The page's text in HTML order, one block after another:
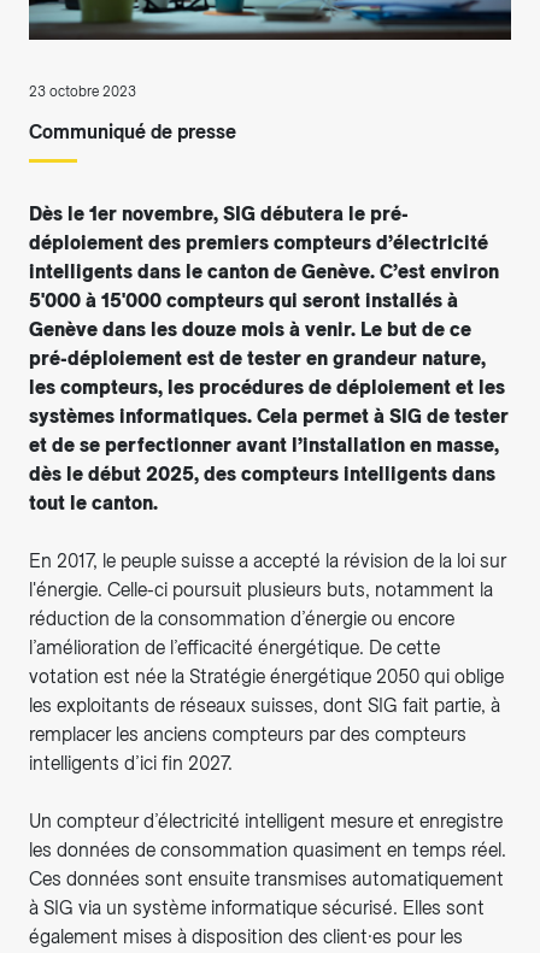
23 octobre 2023
Communiqué de presse
Dès le 1er novembre, SIG débutera le pré-
déploiement des premiers compteurs d’électricité
intelligents dans le canton de Genève. C’est environ
5'000 à 15'000 compteurs qui seront installés à
Genève dans les douze mois à venir. Le but de ce
pré-déploiement est de tester en grandeur nature,
les compteurs, les procédures de déploiement et les
systèmes informatiques. Cela permet à SIG de tester
et de se perfectionner avant l’installation en masse,
dès le début 2025, des compteurs intelligents dans
tout le canton.
En 2017, le peuple suisse a accepté la révision de la loi sur
l'énergie. Celle-ci poursuit plusieurs buts, notamment la
réduction de la consommation d’énergie ou encore
l’amélioration de l’efficacité énergétique. De cette
votation est née la Stratégie énergétique 2050 qui oblige
les exploitants de réseaux suisses, dont SIG fait partie, à
remplacer les anciens compteurs par des compteurs
intelligents d’ici fin 2027.
Un compteur d’électricité intelligent mesure et enregistre
les données de consommation quasiment en temps réel.
Ces données sont ensuite transmises automatiquement
à SIG via un système informatique sécurisé. Elles sont
également mises à disposition des client·es pour les